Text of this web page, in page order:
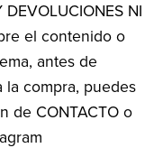
NI
el contenido o
antes de
la compra, puedes
de CONTACTO o